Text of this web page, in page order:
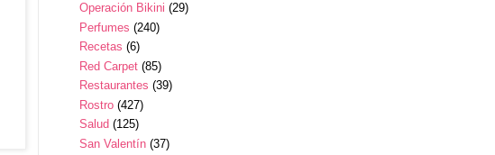
Operación Bikini (29)
Perfumes (240)
Recetas (6)
Red Carpet (85)
Restaurantes (39)
Rostro (427)
Salud (125)
San Valentín (37)